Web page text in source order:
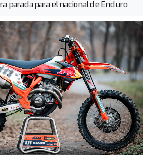
parada para el nacional de Enduro